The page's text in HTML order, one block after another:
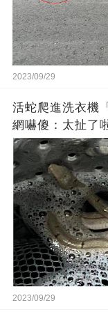
2023/09/29
活蛇爬進洗衣機
網嚇傻：太扯了
2023/09/29